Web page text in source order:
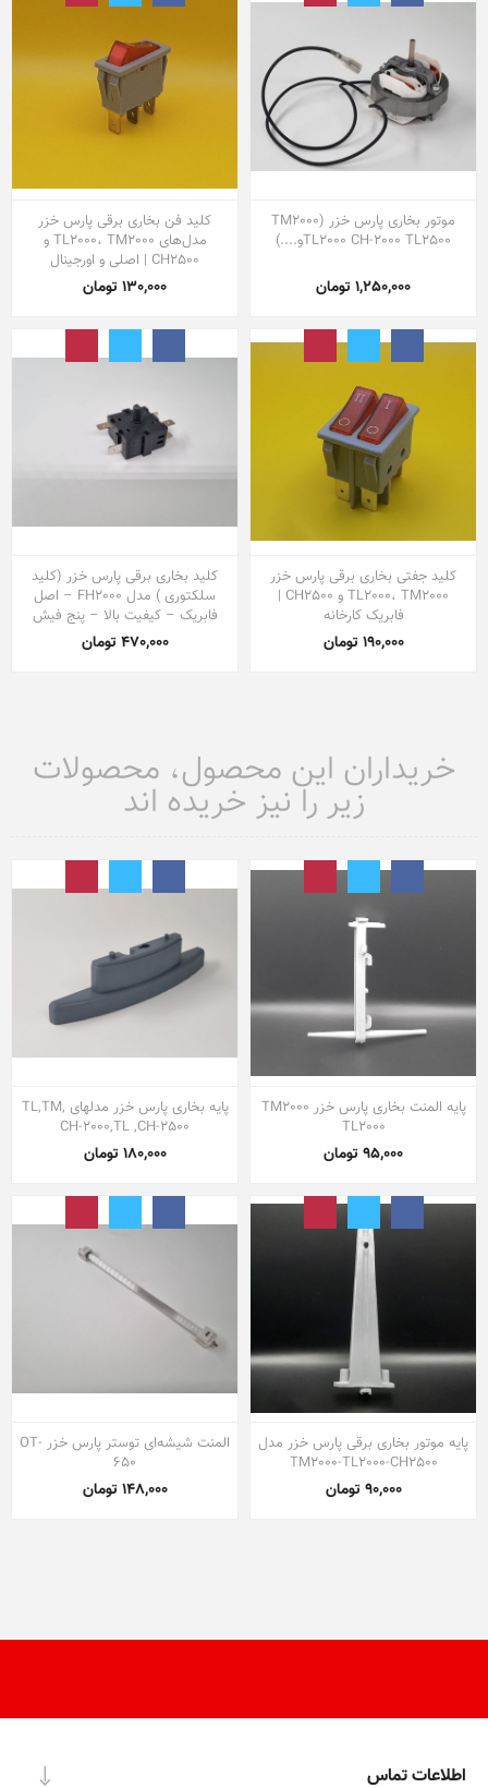
موتور بخاری پارس خزر (TM2000
TL2000 CH-2000 TL2500و....)
1,250,000 تومان
کلید فن بخاری برقی پارس خزر
مدل‌های TL2000، TM2000 و
CH2500 | اصلی و اورجینال
130,000 تومان
کلید جفتی بخاری برقی پارس خزر
TL2000، TM2000 و CH2500 |
فابریک کارخانه
190,000 تومان
کلید بخاری برقی پارس خزر (کلید
سلکتوری ) مدل FH2000 – اصل
فابریک – کیفیت بالا – پنج فیش
470,000 تومان
خریداران این محصول، محصولات
زیر را نیز خریده اند
پایه المنت بخاری پارس خزر TM2000
TL2000
95,000 تومان
پایه بخاری پارس خزر مدلهای TL,TM,
CH-2000,TL ,CH-2500
180,000 تومان
پایه موتور بخاری برقی پارس خزر مدل
TM2000-TL2000-CH2500
90,000 تومان
المنت شیشه‌ای توستر پارس خزر OT-
650
148,000 تومان
اطلاعات تماس